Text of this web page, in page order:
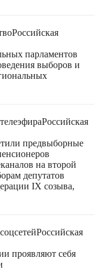
Российская
парламентов
выборов и
Российская
предвыборные
на второй
депутатов
IX созыва,
Российская
проявляют себя